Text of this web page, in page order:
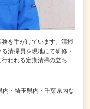
を手がけています。清掃
清掃員を現地にて研修・
行われる定期清掃の立ち…
・埼玉県内・千葉県内な